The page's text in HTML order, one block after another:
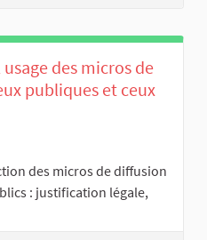
des micros de
publiques et ceux
des micros de diffusion
: justification légale,